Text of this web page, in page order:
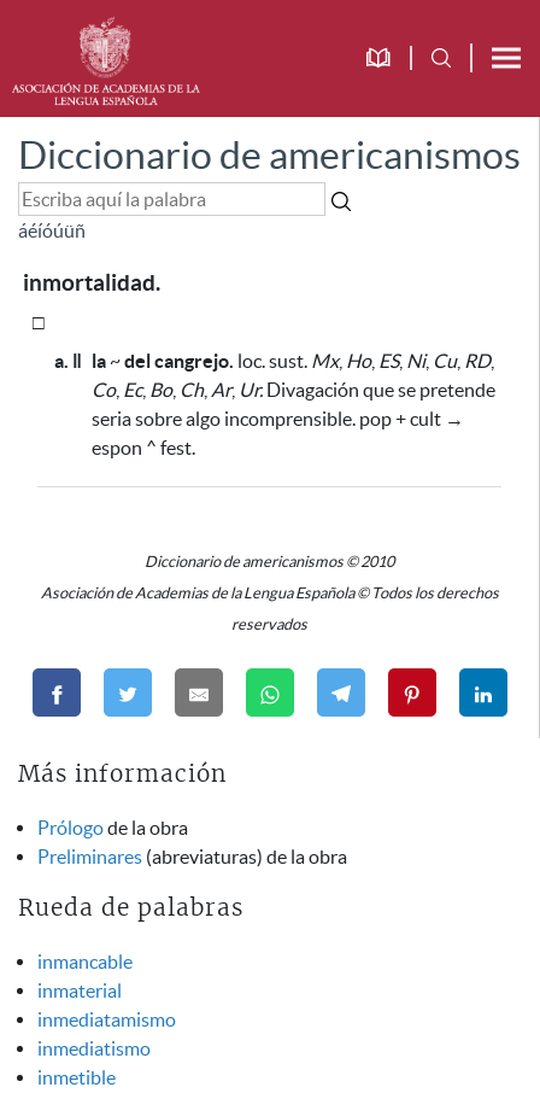
Diccionario de americanismos
áéíóúüñ
inmortalidad.
□
a. ǁ la ~del cangrejo. loc. sust. Mx, Ho, ES, Ni, Cu, RD,
Co, Ec, Bo, Ch, Ar, Ur. Divagación que se pretende
seria sobre algo incomprensible. pop + cult →
espon ^ fest.
Diccionario de americanismos © 2010
Asociación de Academias de la Lengua Española © Todos los derechos
reservados
Más información
Prólogode la obra
Preliminares (abreviaturas) de la obra
Rueda de palabras
inmancable
inmaterial
inmediatamismo
inmediatismo
inmetible